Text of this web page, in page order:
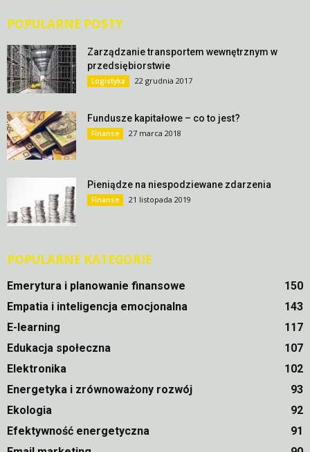
POPULARNE POSTY
Zarządzanie transportem wewnętrznym w
przedsiębiorstwie
Logistyka 22 grudnia 2017
Fundusze kapitałowe – co to jest?
Finanse 27 marca 2018
Pieniądze na niespodziewane zdarzenia
Finanse 21 listopada 2019
POPULARNE KATEGORIE
Emerytura i planowanie finansowe
150
Empatia i inteligencja emocjonalna
143
E-learning
117
Edukacja społeczna
107
Elektronika
102
Energetyka i zrównoważony rozwój
93
Ekologia
92
Efektywność energetyczna
91